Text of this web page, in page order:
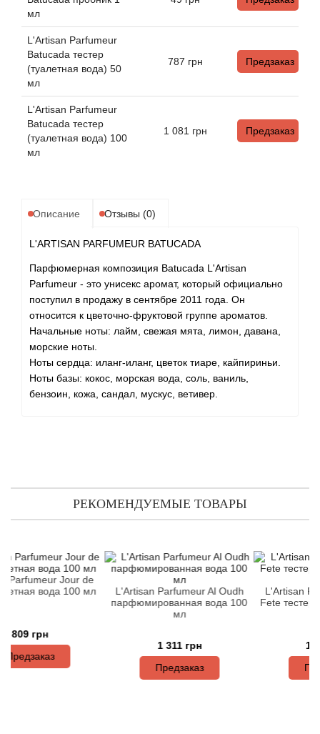
мл
L'Artisan Parfumeur
Batucada тестер
(туалетная вода) 50
мл
787 грн Предзаказ
L'Artisan Parfumeur
Batucada тестер
(туалетная вода) 100
мл
1 081 грн Предзаказ
Описание Отзывы (0)
L'ARTISAN PARFUMEUR BATUCADA
Парфюмерная композиция Batucada L'Artisan
Parfumeur - это унисекс аромат, который официально
поступил в продажу в сентябре 2011 года. Он
относится к цветочно-фруктовой группе ароматов.
Начальные ноты: лайм, свежая мята, лимон, давана,
морские ноты.
Ноты сердца: иланг-иланг, цветок тиаре, кайпириньи.
Ноты базы: кокос, морская вода, соль, ваниль,
бензоин, кожа, сандал, мускус, ветивер.
РЕКОМЕНДУЕМЫЕ ТОВАРЫ
Jour de
вода 100 мл
L'Artisan Parfumeur Al Oudh
парфюмированная вода 100
1 311 грн
Предзаказ
L'Artisan
Fete тестер
1 372 грн
Alexander McQueen
Alexandre Barthet
Alexandre J
Alyssa Ashley
American Crew
Amouage
Amouroud
Andre L'Arom
Anna Sui
Annayake
Anne Fontaine
Annick Goutal
Antonia's Flowers
Antonio Banderas